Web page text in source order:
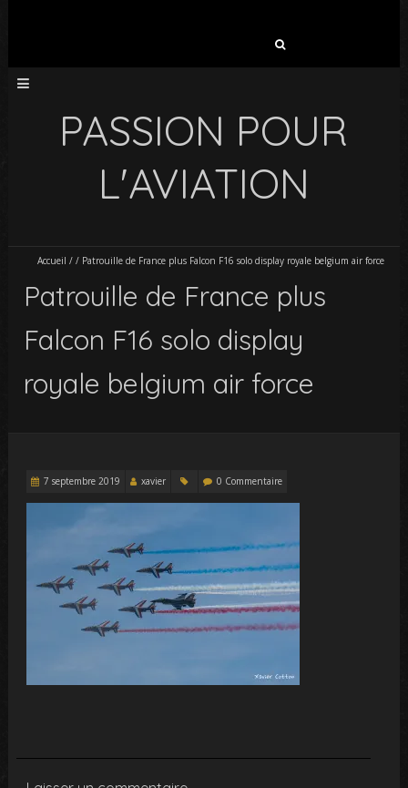
PASSION POUR
L'AVIATION
Accueil / / Patrouille de France plus Falcon F16 solo display royale belgium air force
Patrouille de France plus
Falcon F16 solo display
royale belgium air force
7 septembre 2019 xavier 0 Commentaire